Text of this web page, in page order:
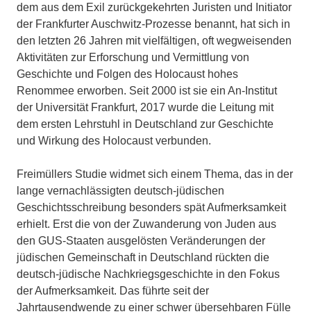
dem aus dem Exil zurückgekehrten Juristen und Initiator
der Frankfurter Auschwitz-Prozesse benannt, hat sich in
den letzten 26 Jahren mit vielfältigen, oft wegweisenden
Aktivitäten zur Erforschung und Vermittlung von
Geschichte und Folgen des Holocaust hohes
Renommee erworben. Seit 2000 ist sie ein An-Institut
der Universität Frankfurt, 2017 wurde die Leitung mit
dem ersten Lehrstuhl in Deutschland zur Geschichte
und Wirkung des Holocaust verbunden.
Freimüllers Studie widmet sich einem Thema, das in der
lange vernachlässigten deutsch-jüdischen
Geschichtsschreibung besonders spät Aufmerksamkeit
erhielt. Erst die von der Zuwanderung von Juden aus
den GUS-Staaten ausgelösten Veränderungen der
jüdischen Gemeinschaft in Deutschland rückten die
deutsch-jüdische Nachkriegsgeschichte in den Fokus
der Aufmerksamkeit. Das führte seit der
Jahrtausendwende zu einer schwer übersehbaren Fülle